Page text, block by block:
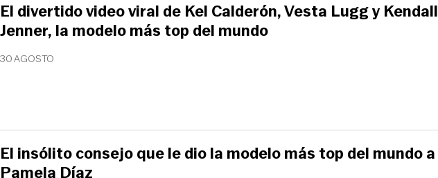
30 AGOSTO
El divertido video viral de Kel Calderón, Vesta Lugg y Kendall
Jenner, la modelo más top del mundo
El insólito consejo que le dio la modelo más top del mundo a
Pamela Díaz